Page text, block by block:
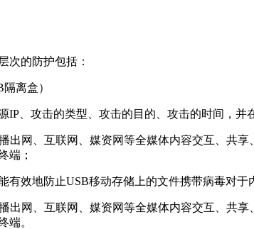
的防护包括：
离盒）
攻击的类型、攻击的目的、攻击的时间，并
网、互联网、媒资网等全媒体内容交互、共享
端；
效地防止USB移动存储上的文件携带病毒对于
网、互联网、媒资网等全媒体内容交互、共享
端。